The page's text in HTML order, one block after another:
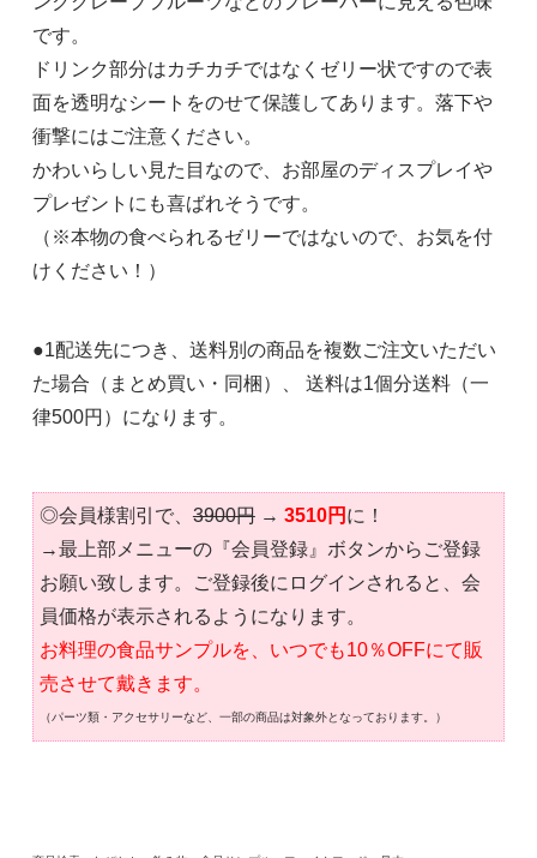
です。
ドリンク部分はカチカチではなくゼリー状ですので表
面を透明なシートをのせて保護してあります。落下や
衝撃にはご注意ください。
かわいらしい見た目なので、お部屋のディスプレイや
プレゼントにも喜ばれそうです。
（※本物の食べられるゼリーではないので、お気を付
けください！）
●1配送先につき、送料別の商品を複数ご注文いただい
た場合（まとめ買い・同梱）、 送料は1個分送料（一
律500円）になります。
◎会員様割引で、3900円→ 3510円 に！
→最上部メニューの『会員登録』ボタンからご登録
お願い致します。ご登録後にログインされると、会
員価格が表示されるようになります。
お料理の食品サンプルを、いつでも10％OFFにて販
売させて戴きます。
（パーツ類・アクセサリーなど、一部の商品は対象外となっております。）